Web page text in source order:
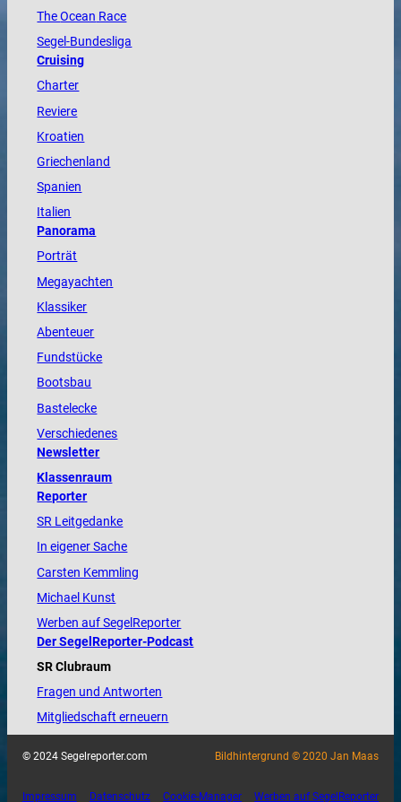
TheOcean Race
Segel-Bundesliga
Cruising
Charter
Reviere
Kroatien
Griechenland
Spanien
Italien
Panorama
Porträt
Megayachten
Klassiker
Abenteuer
Fundstücke
Bootsbau
Bastelecke
Verschiedenes
Newsletter
Klassenraum
Reporter
SR Leitgedanke
In eigener Sache
Carsten Kemmling
Michael Kunst
Werben auf SegelReporter
Der SegelReporter-Podcast
SR Clubraum
Fragen und Antworten
Mitgliedschaft erneuern
© 2024 Segelreporter.com Bildhintergrund © 2020 Jan Maas
Impressum Datenschutz Cookie-Manager Werben auf SegelReporter